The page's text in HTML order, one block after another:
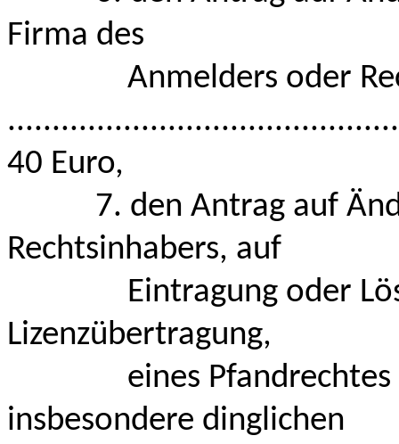
Firma des
Anmelders oder
40 Euro,
7. den Antrag auf
Rechtsinhabers, auf
Eintragung oder
Lizenzübertragung,
eines Pfandrechtes
insbesondere dinglichen